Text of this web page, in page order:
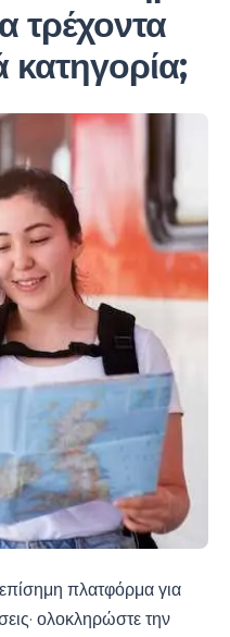
τρέχοντα
κατηγορία;
πλατφόρμα για
ολοκληρώστε την